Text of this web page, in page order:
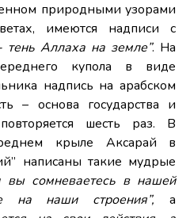
природными узорами
имеются надписи с
тень Аллаха на земле”. На
купола в виде
надпись на арабском
– основа государства и
шесть раз. В
крыле Аксарай в
написаны такие мудрые
вы сомневаетесь в нашей
на наши строения”,а